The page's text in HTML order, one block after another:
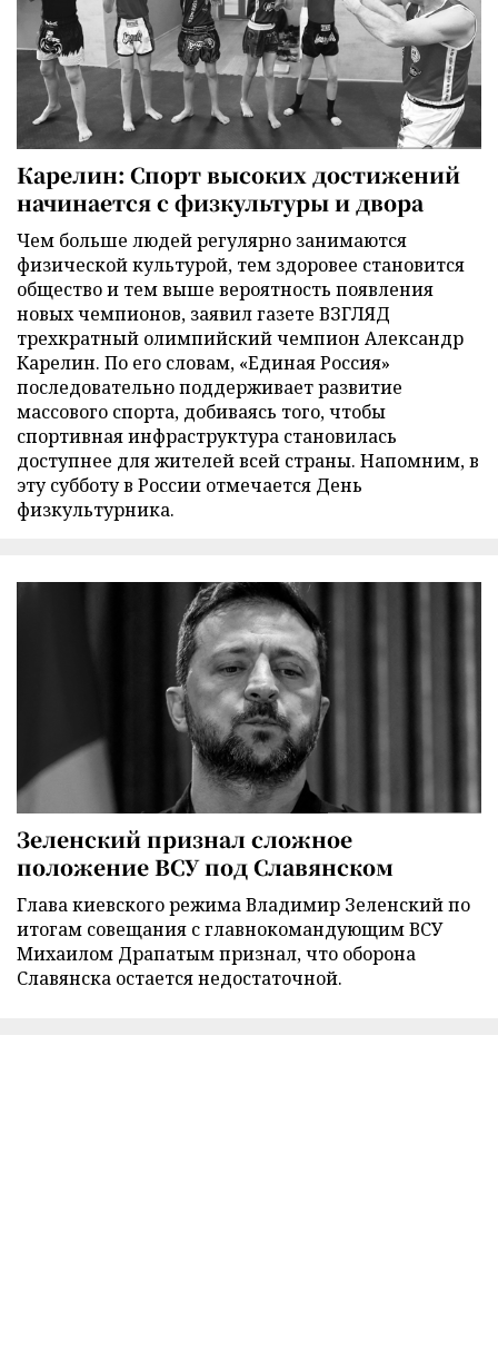
Карелин: Спорт высоких достижений
начинается с физкультуры и двора
Чем больше людей регулярно занимаются
физической культурой, тем здоровее становится
общество и тем выше вероятность появления
новых чемпионов, заявил газете ВЗГЛЯД
трехкратный олимпийский чемпион Александр
Карелин. По его словам, «Единая Россия»
последовательно поддерживает развитие
массового спорта, добиваясь того, чтобы
спортивная инфраструктура становилась
доступнее для жителей всей страны. Напомним, в
эту субботу в России отмечается День
физкультурника.
Зеленский признал сложное
положение ВСУ под Славянском
Глава киевского режима Владимир Зеленский по
итогам совещания с главнокомандующим ВСУ
Михаилом Драпатым признал, что оборона
Славянска остается недостаточной.